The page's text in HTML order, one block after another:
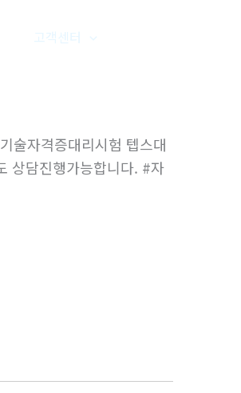
고객센터
자격증대리시험 텝스대
상담진행가능합니다. #자